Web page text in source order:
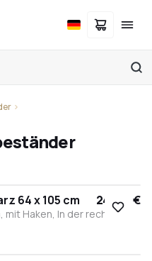
64 x 105 cm 245,95 €
mit Haken, In der rechten